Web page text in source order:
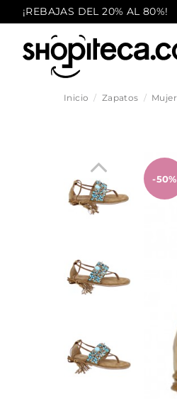
¡REBAJAS DEL 20% AL 80%!
Inicio Zapatos Mujer
-50%